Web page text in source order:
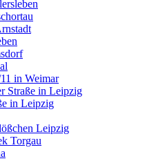
in Weimar
Straße in Leipzig
in Leipzig
Leipzig
Torgau